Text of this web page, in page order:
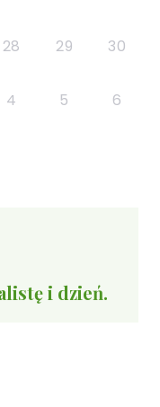
28 29 30
4 5 6
i dzień.